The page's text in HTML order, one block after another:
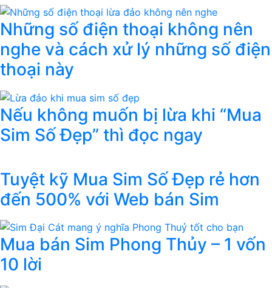
Những số điện thoại không nên
nghe và cách xử lý những số điện
thoại này
Nếu không muốn bị lừa khi “Mua
Sim Số Đẹp” thì đọc ngay
Tuyệt kỹ Mua Sim Số Đẹp rẻ hơn
đến 500% với Web bán Sim
Mua bán Sim Phong Thủy – 1 vốn
10 lời